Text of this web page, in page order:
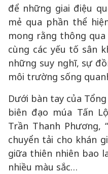
để những giai điệu
mẻ qua phần thể
mong rằng thông
cùng các yếu tố sân
những suy nghĩ, sự
môi trường sống
Dưới bàn tay của
biên đạo múa Tấn
Trần Thanh Phương,
chuyển tải cho khán
giữa thiên nhiên bao
nhiều màu sắc…